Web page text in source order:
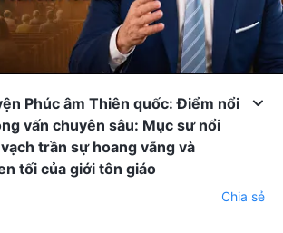
Phúc âm Thiên quốc: Điểm nổi
vấn chuyên sâu: Mục sư nổi
trần sự hoang vắng và
tối của giới tôn giáo
Chia sẻ